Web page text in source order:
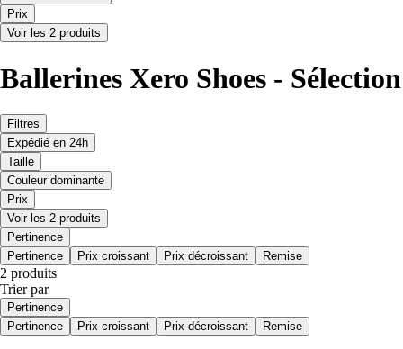
Prix
Voir les 2 produits
Ballerines Xero Shoes -
Filtres
Expédié en 24h
Taille
Couleur dominante
Prix
Voir les 2 produits
Pertinence
Pertinence
Prix croissant Prix décroissant Remise
2 produits
Trier par
Pertinence
Pertinence
Prix croissant Prix décroissant Remise